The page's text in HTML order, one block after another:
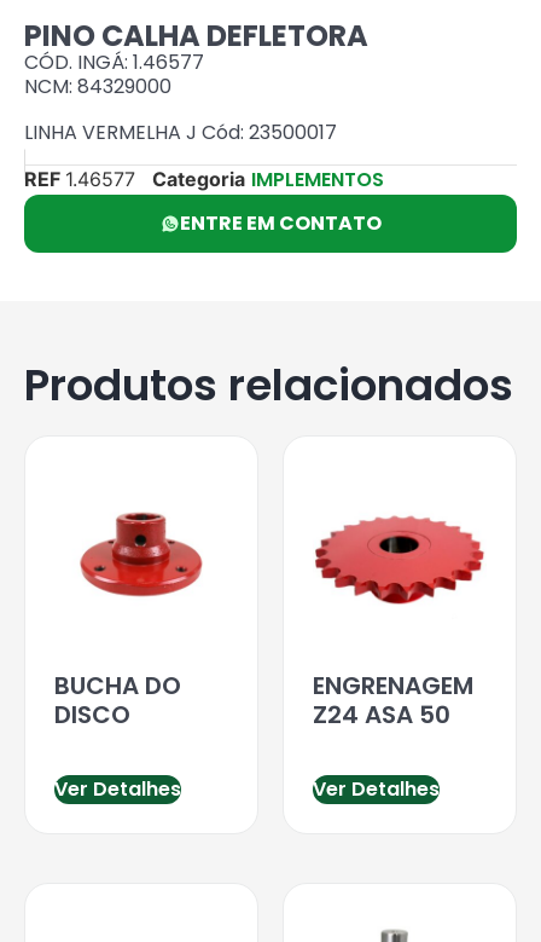
PINO CALHA DEFLETORA
CÓD. INGÁ: 1.46577
NCM: 84329000
LINHA VERMELHA J Cód: 23500017
REF 1.46577 Categoria IMPLEMENTOS
ENTRE EM CONTATO
Produtos relacionados
BUCHA DO
DISCO
Ver Detalhes
ENGRENAGEM
Z24 ASA 50
Ver Detalhes